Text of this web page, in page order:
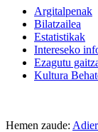
Argitalpenak
Bilatzailea
Estatistikak
Intereseko
Ezagutu
Kultura
Hemen zaude: